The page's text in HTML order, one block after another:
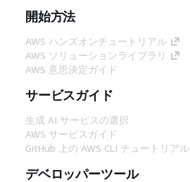
開始方法
AWS ハンズオンチュートリアル
AWS ソリューションライブラリ
AWS 意思決定ガイド
サービスガイド
生成 AI サービスの選択
AWS サービスガイド
GitHub 上の AWS CLI チュートリアル
デベロッパーツール